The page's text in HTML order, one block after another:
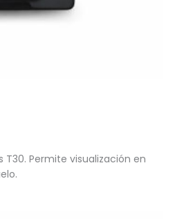
T30. Permite visualización en